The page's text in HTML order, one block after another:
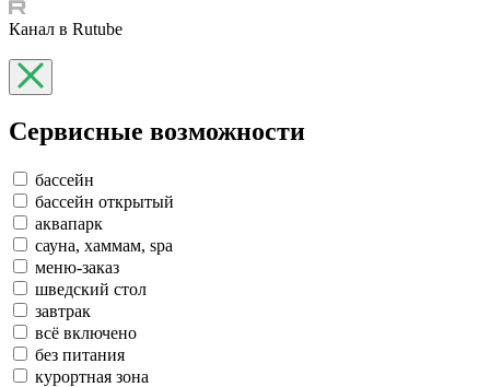
Канал в Rutube
Сервисные возможности
бассейн
бассейн открытый
аквапарк
сауна, хаммам, spa
меню-заказ
шведский стол
завтрак
всё включено
без питания
курортная зона